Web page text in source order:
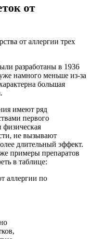
от
от аллергии трех
разработаны в 1936
намного меньше из-за
большая
имеют ряд
первого
физическая
не вызывают
длительный эффект.
примеры препаратов
в таблице:
аллергии по